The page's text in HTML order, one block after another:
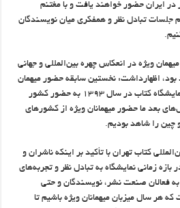
ایران حضور خواهند یافت و با مغتنم
تبادل نظر و همفکری میان نویسندگان
ویژه در انعکاس چهره بین‌المللی و جهانی
بود، اظهارداشت: نخستین سابقه حضور میهمان
ویژه در بیست‌ و هفتمین دوره نمایشگاه کتاب در سال ۱۳۹۳ به حضور کشور
بعد ما حضور میهمانان ویژه از کشورهای
و چین را شاهد بودیم.
کتاب تهران با تأکید بر اینکه ناشران و
زمانی نمایشگاه به تبادل نظر و تجربه‌های
فعالان صنعت نشر، نویسندگان و حتی
هر سال میزبان میهمانان ویژه باشیم تا